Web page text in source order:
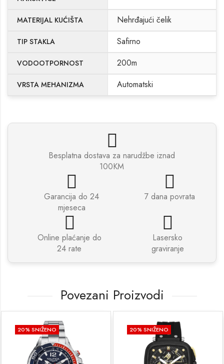
MATERIJAL KUĆIŠTA Nehrđajući čelik
TIP STAKLA Safirno
VODOOTPORNOST 200m
VRSTA MEHANIZMA Automatski
Besplatna dostava za narudžbe iznad
100KM
Garancija do 24
mjeseca
7 dana povrata
Online plaćanje do
24 rate
Lasersko
graviranje
Povezani Proizvodi
20% SNIŽENO 20% SNIŽENO